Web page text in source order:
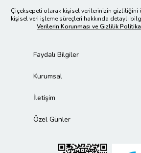
Çiçeksepeti olarak kişisel verilerinizin gizliliğini
kişisel veri işleme süreçleri hakkında detaylı
Verilerin Korunması ve Gizlilik
Faydalı Bilgiler
Kurumsal
İletişim
Özel Günler